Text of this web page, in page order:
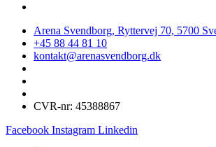
Arena Svendborg, Ryttervej 70, 5700
+45 88 44 81 10
kontakt@arenasvendborg.dk
CVR-nr: 45388867
Facebook Instagram Linkedin